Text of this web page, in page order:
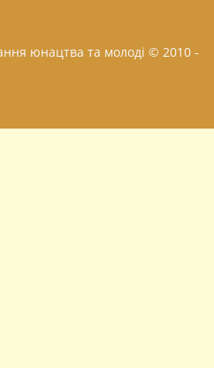
юнацтва та молоді © 2010 -